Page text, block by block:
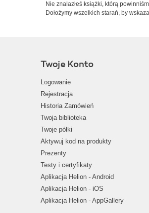
Nie znalazłeś książki, którą
Dołożymy wszelkich starań, by
Twoje Konto
Logowanie
Rejestracja
Historia Zamówień
Twoja biblioteka
Twoje półki
Aktywuj kod na produkty
Prezenty
Testy i certyfikaty
Aplikacja Helion - Android
Aplikacja Helion - iOS
Aplikacja Helion - AppGallery